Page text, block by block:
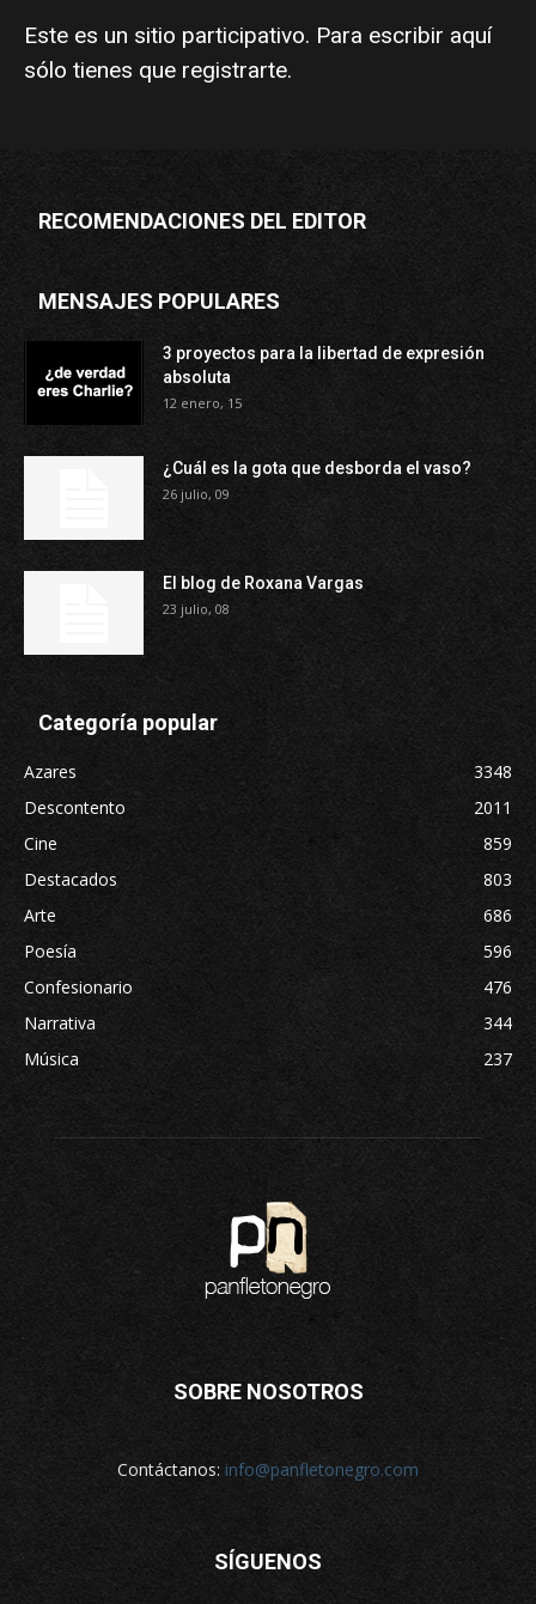
Este es un sitio participativo. Para escribir aquí
sólo tienes que registrarte.
RECOMENDACIONES DEL EDITOR
MENSAJES POPULARES
3 proyectos para la libertad de expresión
absoluta
12 enero, 15
¿Cuál es la gota que desborda el vaso?
26 julio, 09
El blog de Roxana Vargas
23 julio, 08
Categoría popular
Azares
3348
Descontento
2011
Cine
859
Destacados
803
Arte
686
Poesía
596
Confesionario
476
Narrativa
344
Música
237
SOBRE NOSOTROS
Contáctanos: info@panfletonegro.com
SÍGUENOS